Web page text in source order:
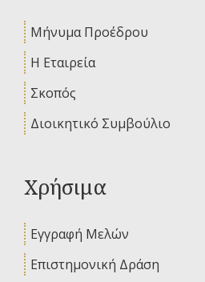
Μήνυμα Προέδρου
Η Εταιρεία
Σκοπός
Διοικητικό Συμβούλιο
Χρήσιμα
Εγγραφή Μελών
Επιστημονική Δράση